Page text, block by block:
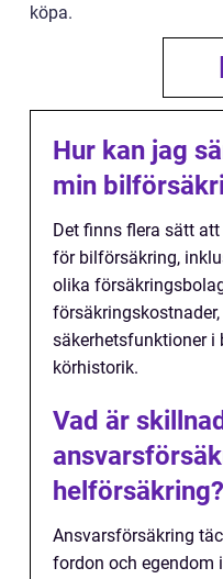
köpa.
Hur kan jag
min
Det finns flera sätt
för bilförsäkring,
olika
säkerhetsfunktioner i
körhistorik.
Vad är
helförsäkring?
Ansvarsförsäkring
fordon och egendom